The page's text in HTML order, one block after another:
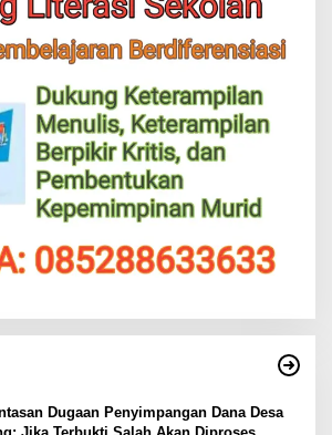
Dugaan Penyimpangan Dana Desa